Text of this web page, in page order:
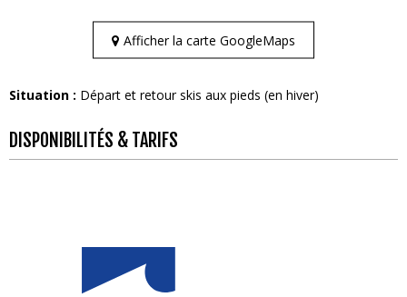
Afficher la carte GoogleMaps
Situation : Départ et retour skis aux pieds (en hiver)
DISPONIBILITÉS & TARIFS